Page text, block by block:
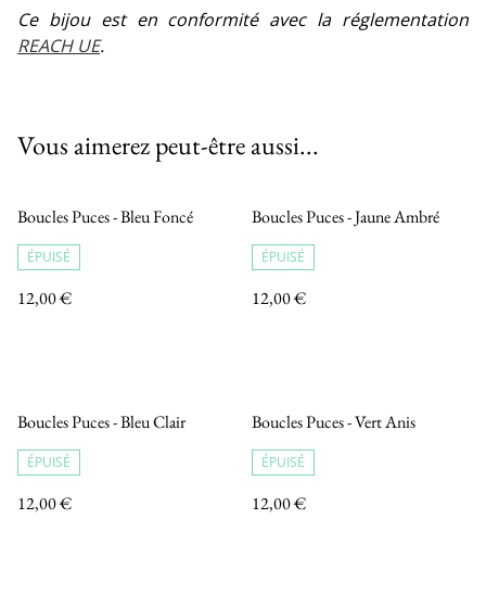
Ce bijou est en conformité avec la réglementation
REACH UE.
Vous aimerez peut-être aussi...
Boucles Puces - Bleu Foncé
ÉPUISÉ
12,00 €
Boucles Puces - Jaune Ambré
ÉPUISÉ
12,00 €
Boucles Puces - Bleu Clair
ÉPUISÉ
12,00 €
Boucles Puces - Vert Anis
ÉPUISÉ
12,00 €